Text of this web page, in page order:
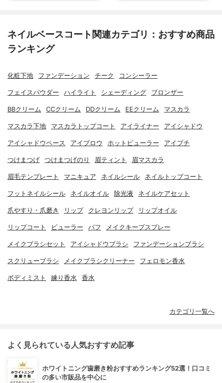
ネイルベースコート関連カテゴリ：おすすめ商品
ランキング
化粧下地 ファンデーション チーク コンシーラー
フェイスパウダー ハイライト シェーディング ブロンザー
BBクリーム CCクリーム DDクリーム EEクリーム マスカラ
マスカラ下地 マスカラトップコート アイライナー アイシャドウ
アイシャドウベース アイブロウ ホットビューラー アイプチ
つけまつげ つけまつげのり 眉ティント 眉マスカラ
眉毛テンプレート マニキュア ネイルシール ネイルトップコート
フットネイルシール ネイルオイル 除光液 ネイルケアセット
爪やすり・爪磨き リップ クレヨンリップ リップオイル
リップコート ビューラー パフ メイクキープスプレー
メイクブラシセット アイシャドウブラシ ファンデーションブラシ
スクリューブラシ メイクブラシクリーナー フェロモン香水
ボディミスト 練り香水 香水
カテゴリ一覧へ
よく見られている人気おすすめ記事
ホワイトニング歯磨き粉おすすめランキング52選！口コミ
の多い市販品を中心に